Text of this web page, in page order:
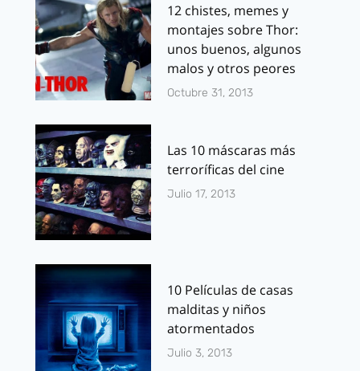
12 chistes, memes y
montajes sobre Thor:
unos buenos, algunos
malos y otros peores
Octubre 31, 2013
Las 10 máscaras más
terroríficas del cine
Julio 17, 2013
10 Películas de casas
malditas y niños
atormentados
Julio 3, 2013